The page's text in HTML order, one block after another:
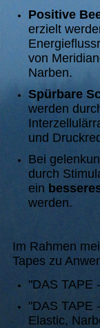
Positive
erzielt
von
Narben.
Spürbare
werden
und
Bei
durch
ein
werden.
Im Rahmen
Tapes zu
"DAS TAPE
"DAS TAPE
Elastic,